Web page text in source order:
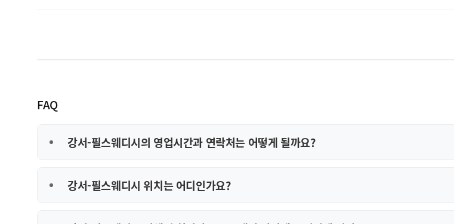
FAQ
강서-필스웨디시의 영업시간과 연락처는 어떻게 될까요?
강서-필스웨디시 위치는 어디인가요?